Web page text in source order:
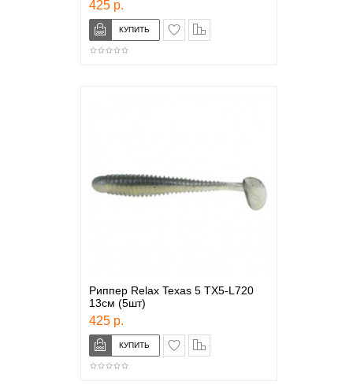
425 р.
в закладки
Риппер Relax Texas 5 TX5-L720
13см (5шт)
425 р.
в закладки